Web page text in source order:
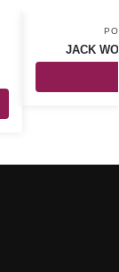
JACK